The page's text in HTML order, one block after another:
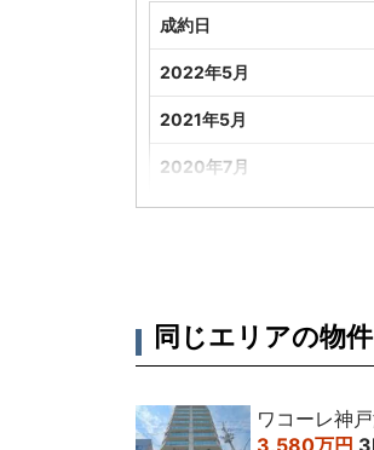
成約日
2022年5月
2021年5月
2020年7月
2019年11月
2011年7月
2010年1月
同じエリアの物件
ワコーレ神